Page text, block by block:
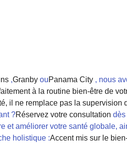
,Granby ouPanama City , nous
à la routine bien-être de
il ne remplace pas la supervision
?Réservez votre consultation dès
et améliorer votre santé globale,
holistique :Accent mis sur le